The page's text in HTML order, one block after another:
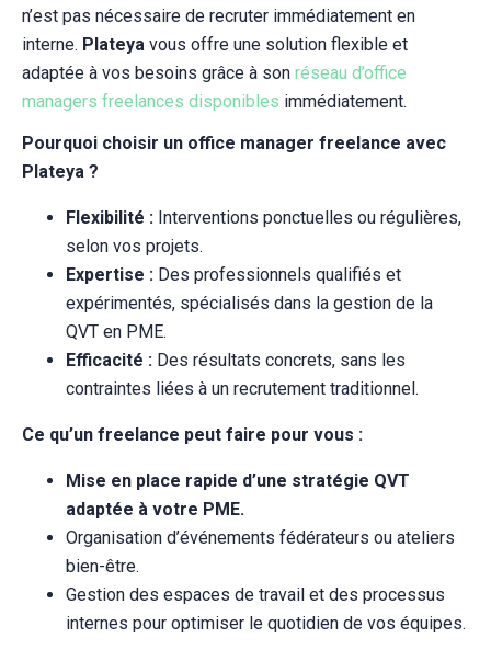
n’est pas nécessaire de recruter immédiatement en
interne. Plateya vous offre une solution flexible et
adaptée à vos besoins grâce à son réseau d’office
managers freelances disponibles immédiatement.
Pourquoi choisir un office manager freelance avec
Plateya ?
Flexibilité : Interventions ponctuelles ou régulières,
selon vos projets.
Expertise : Des professionnels qualifiés et
expérimentés, spécialisés dans la gestion de la
QVT en PME.
Efficacité : Des résultats concrets, sans les
contraintes liées à un recrutement traditionnel.
Ce qu’un freelance peut faire pour vous :
Mise en place rapide d’une stratégie QVT
adaptée à votre PME.
Organisation d’événements fédérateurs ou ateliers
bien-être.
Gestion des espaces de travail et des processus
internes pour optimiser le quotidien de vos équipes.